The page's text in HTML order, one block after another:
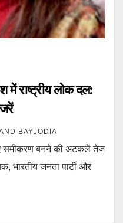
में राष्ट्रीय लोक दल:
BAYJODIA
समीकरण बनने की अटकलें तेज
भारतीय जनता पार्टी और